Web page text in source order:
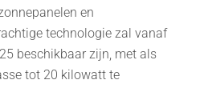
en
technologie zal vanaf
beschikbaar zijn, met als
tot 20 kilowatt te